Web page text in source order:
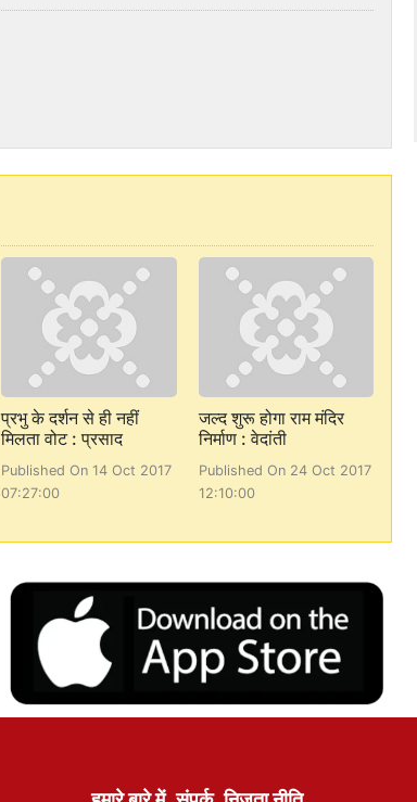
प्रभु के दर्शन से ही नहीं
मिलता वोट : प्रसाद
Published On 14 Oct 2017
07:27:00
जल्द शुरू होगा राम मंदिर
निर्माण : वेदांती
Published On 24 Oct 2017
12:10:00